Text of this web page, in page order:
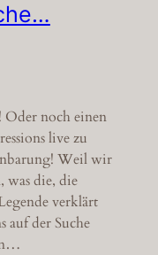
Oder noch einen
live zu
Weil wir
was die, die
verklärt
auf der Suche